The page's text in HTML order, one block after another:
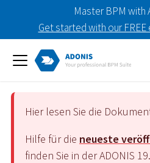
Master BPM with
Get started with our FREE
Hier lesen Sie die
Hilfe für die neueste
finden Sie in der ADONIS